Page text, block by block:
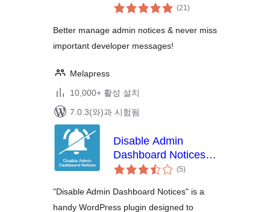
(21전
체)
Better manage admin notices & never miss
important developer messages!
Melapress
10,000+ 활성 설치
7.0.3(와)과 시험됨
Disable Admin
Dashboard Notices –
Get a distraction free
(5전
체
점
)
"Disable Admin Dashboard Notices" is a
handy WordPress plugin designed to